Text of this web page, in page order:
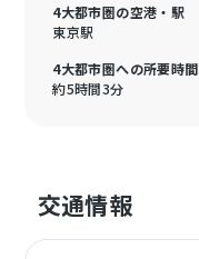
4大都市圏の空港・駅
東京駅
4大都市圏への所要時間
約5時間3分
交通情報